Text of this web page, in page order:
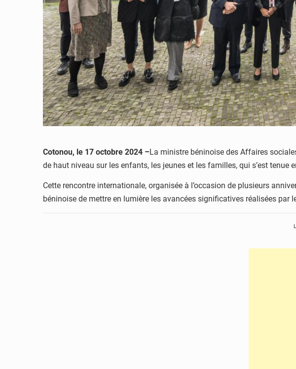
Cotonou, le 17 octobre 2024 –La ministre béninoise des Affaires
de haut niveau sur les enfants, les jeunes et les familles, qui s’est tenue
Cette rencontre internationale, organisée à l’occasion de plusieurs
béninoise de mettre en lumière les avancées significatives réalisées par